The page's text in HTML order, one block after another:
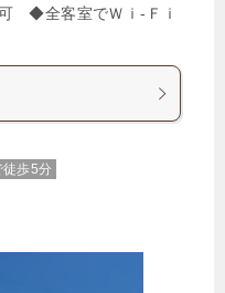
◆全客室でＷｉ-Ｆｉ
徒歩5分